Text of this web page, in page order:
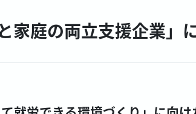
家庭の両立支援企業」